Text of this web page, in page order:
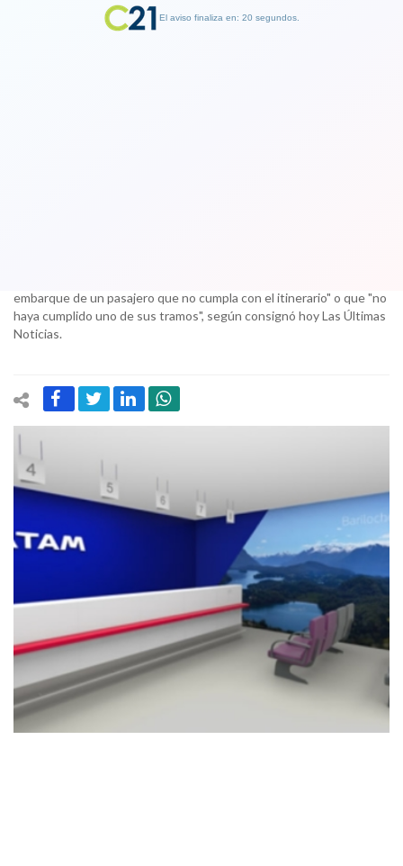
embarque de un pasajero que no cumpla con el itinerario" o que "no
haya cumplido uno de sus tramos", según consignó hoy Las Últimas
Noticias.
El aviso finaliza en: 19 segundos.